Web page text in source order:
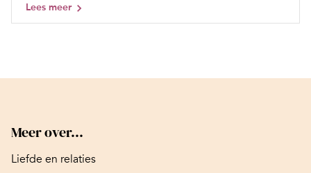
Lees meer
Meer over...
Liefde en relaties